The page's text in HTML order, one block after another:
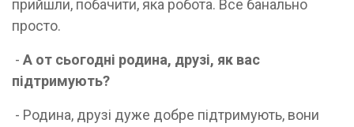
прийшли, побачити, яка робота. Все банально
просто.
- А от сьогодні родина, друзі, як вас
підтримують?
- Родина, друзі дуже добре підтримують, вони